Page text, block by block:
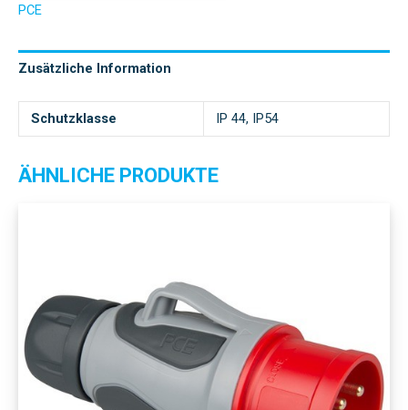
PCE
Zusätzliche Information
Schutzklasse IP 44, IP54
ÄHNLICHE PRODUKTE